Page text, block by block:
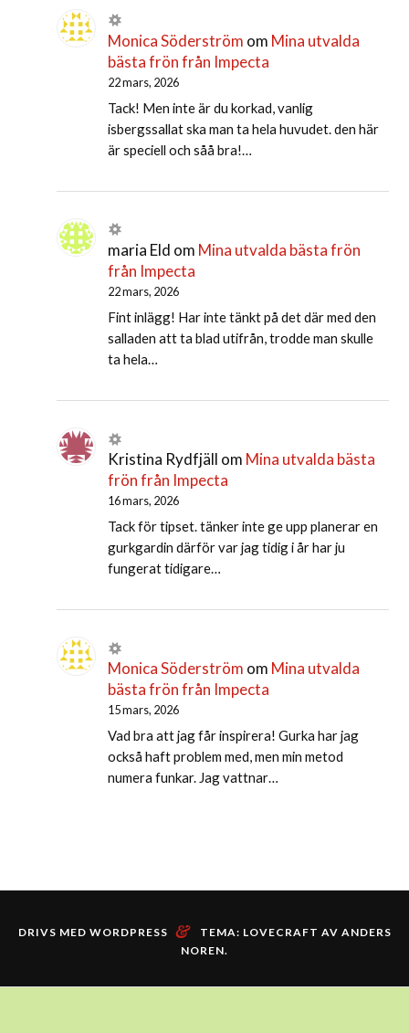
Monica Söderström om Mina utvalda
bästa frön från Impecta
22 mars, 2026
Tack! Men inte är du korkad, vanlig
isbergssallat ska man ta hela huvudet. den här
är speciell och såå bra!…
maria Eld om Mina utvalda bästa frön
från Impecta
22 mars, 2026
Fint inlägg! Har inte tänkt på det där med den
salladen att ta blad utifrån, trodde man skulle
ta hela…
Kristina Rydfjäll om Mina utvalda bästa
frön från Impecta
16 mars, 2026
Tack för tipset. tänker inte ge upp planerar en
gurkgardin därför var jag tidig i år har ju
fungerat tidigare…
Monica Söderström om Mina utvalda
bästa frön från Impecta
15 mars, 2026
Vad bra att jag får inspirera! Gurka har jag
också haft problem med, men min metod
numera funkar. Jag vattnar…
DRIVS MED WORDPRESS & TEMA: LOVECRAFT AV ANDERS
NOREN.